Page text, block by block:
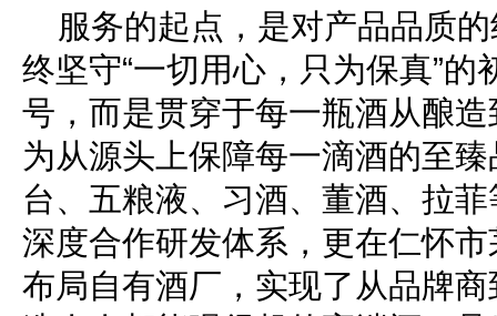
服务的起点，是对产品品质
终坚守“一切用心，只为保真”
号，而是贯穿于每一瓶酒从酿
为从源头上保障每一滴酒的至
台、五粮液、习酒、董酒、拉
深度合作研发体系，更在仁怀
布局自有酒厂，实现了从品牌